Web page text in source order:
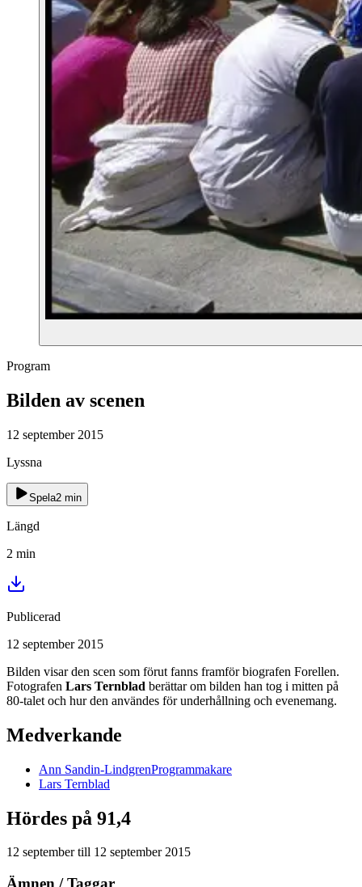
Program
Bilden av scenen
12 september 2015
Lyssna
Spela2 min
Längd
2 min
Publicerad
12 september 2015
Bilden visar den scen som förut fanns framför biografen Forellen.
Fotografen Lars Ternblad berättar om bilden han tog i mitten på
80-talet och hur den användes för underhållning och evenemang.
Medverkande
Ann Sandin-LindgrenProgrammakare
Lars Ternblad
Hördes på 91,4
12 septembertill 12 september 2015
Ämnen / Taggar